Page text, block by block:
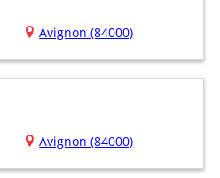
Avignon (84000)
Avignon (84000)